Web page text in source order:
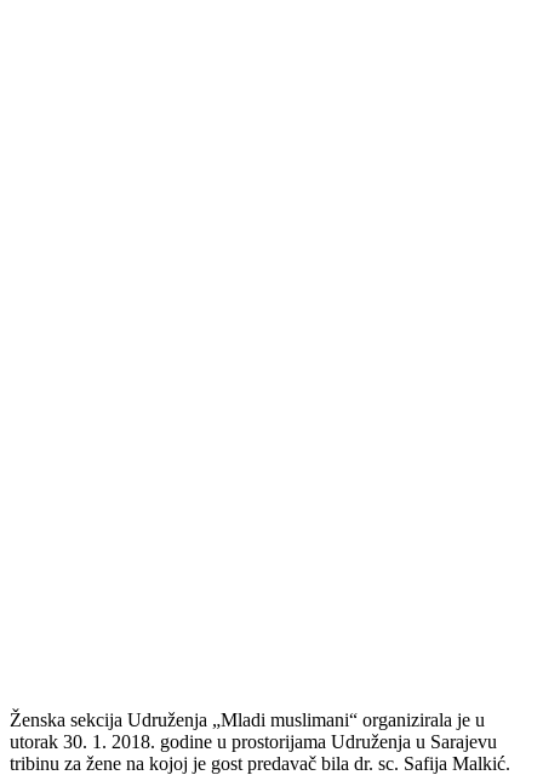
Ženska sekcija Udruženja „Mladi muslimani“ organizirala je u
utorak 30. 1. 2018. godine u prostorijama Udruženja u Sarajevu
tribinu za žene na kojoj je gost predavač bila dr. sc. Safija Malkić.